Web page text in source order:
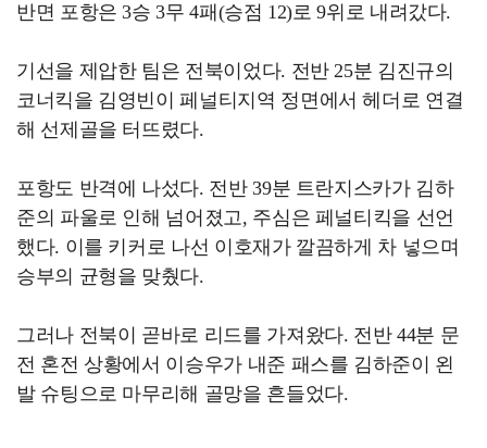
반면 포항은 3승 3무 4패(승점 12)로 9위로 내려갔다.
기선을 제압한 팀은 전북이었다. 전반 25분 김진규의
코너킥을 김영빈이 페널티지역 정면에서 헤더로 연결
해 선제골을 터뜨렸다.
포항도 반격에 나섰다. 전반 39분 트란지스카가 김하
준의 파울로 인해 넘어졌고, 주심은 페널티킥을 선언
했다. 이를 키커로 나선 이호재가 깔끔하게 차 넣으며
승부의 균형을 맞췄다.
그러나 전북이 곧바로 리드를 가져왔다. 전반 44분 문
전 혼전 상황에서 이승우가 내준 패스를 김하준이 왼
발 슈팅으로 마무리해 골망을 흔들었다.